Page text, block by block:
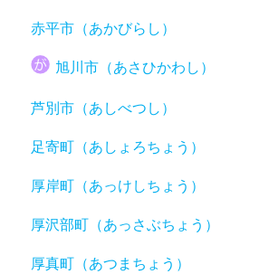
赤平市（あかびらし）
旭川市（あさひかわし）
芦別市（あしべつし）
足寄町（あしょろちょう）
厚岸町（あっけしちょう）
厚沢部町（あっさぶちょう）
厚真町（あつまちょう）